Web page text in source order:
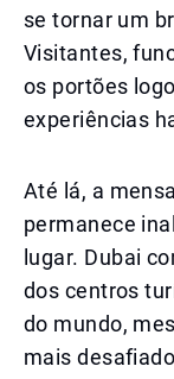
se tornar um
Visitantes,
os portões
experiências
Até lá, a
permanece
lugar. Dubai
dos centros
do mundo,
mais